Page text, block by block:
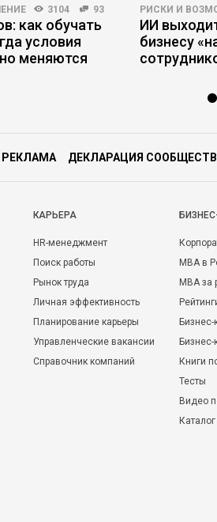
3104 93
как обучать
условия
меняются
РИСКИ И
ИИ
бизнесу
РЕКЛАМА ДЕКЛАРАЦИЯ
КАРЬЕРА
HR-менеджмент
Поиск работы
Рынок труда
Личная эффективность
Планирование карьеры
Управленческие вакансии
Справочник компаний
MBA в
MBA
Бизнес-
Книги
Тесты
Видео